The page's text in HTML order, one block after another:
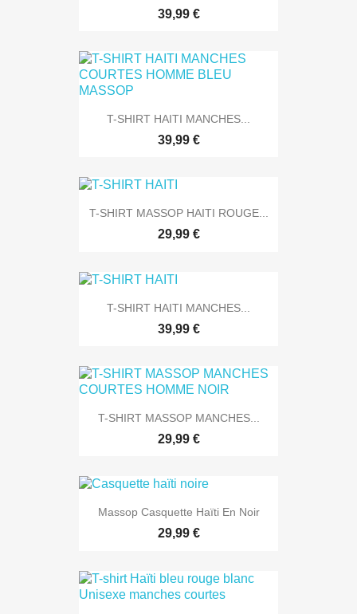
39,99 €
T-SHIRT HAITI MANCHES...
39,99 €
T-SHIRT MASSOP HAITI ROUGE...
29,99 €
T-SHIRT HAITI MANCHES...
39,99 €
T-SHIRT MASSOP MANCHES...
29,99 €
Massop Casquette Haïti En Noir
29,99 €